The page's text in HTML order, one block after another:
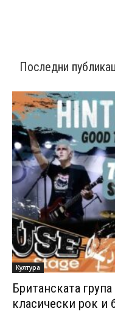
Последни
Култура
Британската
класически рок и